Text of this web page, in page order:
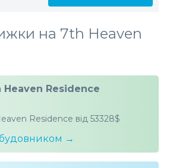
на 7th Heaven
Residence
Residence від 53328$
→